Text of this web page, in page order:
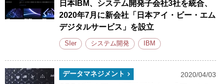
日本IBM、システム開発子会社3社を統合、
2020年7月に新会社「日本アイ・ビー・エム
デジタルサービス」を設立
SIer システム開発 IBM
データマネジメント 2020/04/03